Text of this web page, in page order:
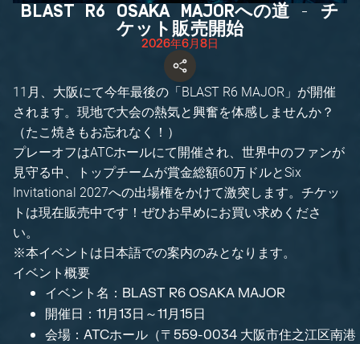
BLAST R6 OSAKA MAJORへの道 - チ
ケット販売開始
2026年6月8日
11月、大阪にて今年最後の「BLAST R6 MAJOR」が開催
されます。現地で大会の熱気と興奮を体感しませんか？
（たこ焼きもお忘れなく！）
プレーオフはATCホールにて開催され、世界中のファンが
見守る中、トップチームが賞金総額60万ドルとSix
Invitational 2027への出場権をかけて激突します。チケッ
トは現在販売中です！ぜひお早めにお買い求めくださ
い。
※本イベントは日本語での案内のみとなります。
イベント概要
イベント名：BLAST R6 OSAKA MAJOR
開催日：11月13日～11月15日
会場：ATCホール（〒559-0034 大阪市住之江区南港